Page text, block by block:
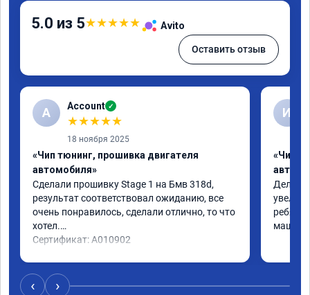
5.0 из 5★★★★★ Avito
Оставить отзыв
A Account ✓
★★★★★
18 ноября 2025
«Чип тюнинг, прошивка двигателя
автомобиля»
Сделали прошивку Stage 1 на Бмв 318d,
результат соответствовал ожиданию, все
очень понравилось, сделали отлично, то что
хотел.
Сертификат: A010902
И
«Чип
Делали
ребята
машина
‹ ›